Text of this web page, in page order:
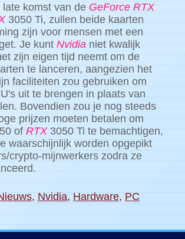
late komst van de GeForce RTX
3050 Ti, zullen beide kaarten
zijn voor mensen met een
Je kunt Nvidia niet kwalijk
zijn eigen tijd neemt om de
te lanceren, aangezien het
faciliteiten zou gebruiken om
uit te brengen in plaats van
Bovendien zou je nog steeds
prijzen moeten betalen om
of RTX3050 Ti te bemachtigen,
waarschijnlijk worden opgepikt
crypto-mijnwerkers zodra ze
, Nvidia, Hardware, PC